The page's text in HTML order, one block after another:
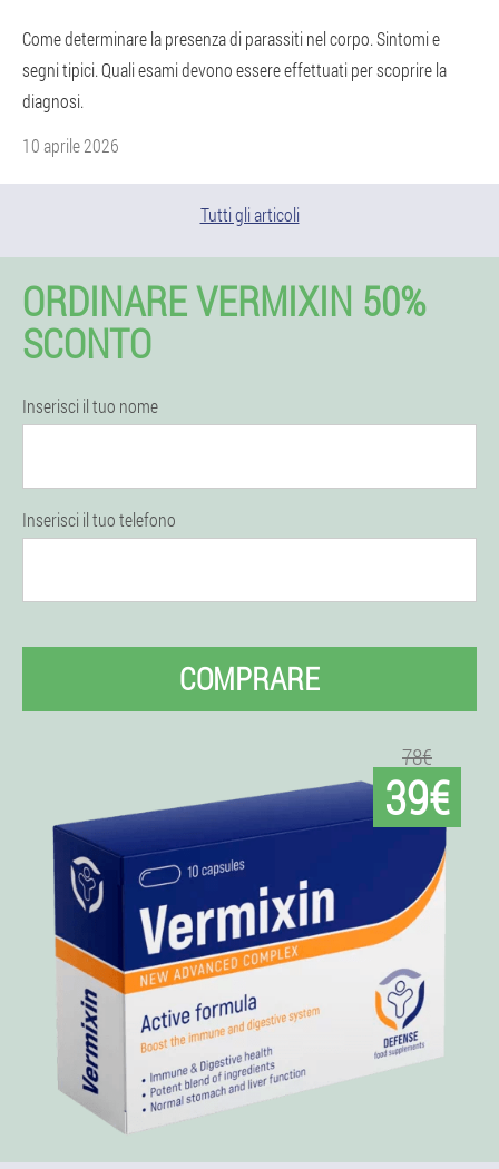
Come determinare la presenza di parassiti nel corpo. Sintomi e
segni tipici. Quali esami devono essere effettuati per scoprire la
diagnosi.
10 aprile 2026
Tutti gli articoli
ORDINARE VERMIXIN 50%
SCONTO
Inserisci il tuo nome
Inserisci il tuo telefono
COMPRARE
78€
39€